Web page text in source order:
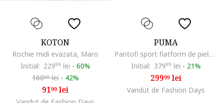
KOTON
Rochie midi evazata, Maro
Initial: 22999 lei - 60%
16099lei - 42%
9199lei
PUMA
Pantofi sport flatform de piele intoarsa Karmen II, Negru
Initial: 37999 lei - 21%
29999lei
Vandut de Fashion Days